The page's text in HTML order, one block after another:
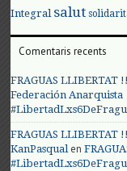
Integral salut
Comentaris recents
FRAGUAS
Federación Anarquista
FRAGUAS
KanPasqualen